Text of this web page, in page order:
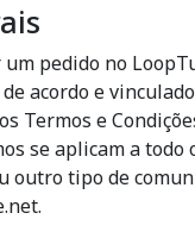
pedido no
acordo e
Termos e
se aplicam a todo
outro tipo de